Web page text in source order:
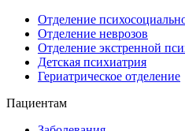
Отделение
Отделение неврозов
Отделение экстренной
Детская психиатрия
Гериатрическое отделение
Пациентам